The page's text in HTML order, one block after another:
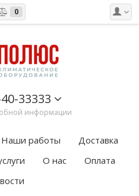
0
33333
информации
Наши работы
Доставка
О нас
Оплата